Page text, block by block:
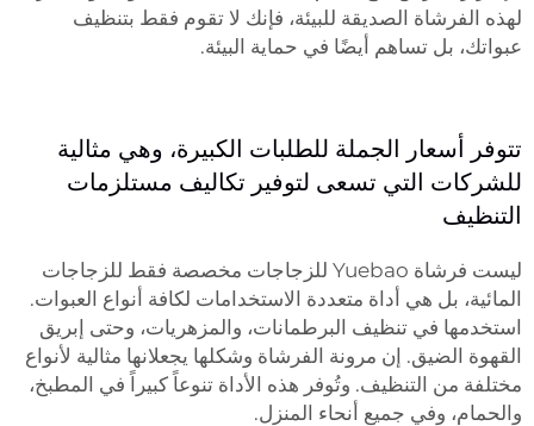
لهذه الفرشاة الصديقة للبيئة، فإنك لا تقوم فقط بتنظيف
عبواتك، بل تساهم أيضًا في حماية البيئة.
تتوفر أسعار الجملة للطلبات الكبيرة، وهي مثالية
للشركات التي تسعى لتوفير تكاليف مستلزمات
التنظيف
ليست فرشاة Yuebao للزجاجات مخصصة فقط للزجاجات
المائية، بل هي أداة متعددة الاستخدامات لكافة أنواع العبوات.
استخدمها في تنظيف البرطمانات، والمزهريات، وحتى إبريق
القهوة الضيق. إن مرونة الفرشاة وشكلها يجعلانها مثالية لأنواع
مختلفة من التنظيف. وتُوفر هذه الأداة تنوعاً كبيراً في المطبخ،
والحمام، وفي جميع أنحاء المنزل.